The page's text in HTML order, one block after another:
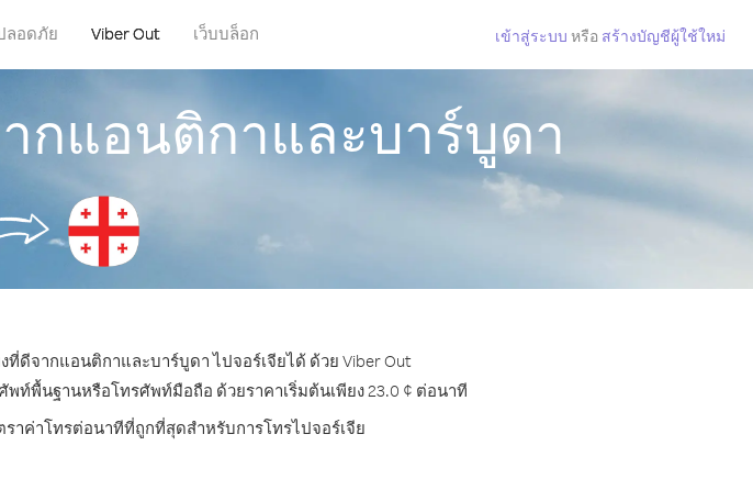
ลอดภัย Viber Out เว็บบล็อก เข้าสู่ระบบ หรือ สร้างบัญชีผู้ใช้ใหม่
กแอนติกาและบาร์บูดา
จากแอนติกาและบาร์บูดา ไปจอร์เจียได้ ด้วย Viber Out
ท์พื้นฐานหรือโทรศัพท์มือถือ ด้วยราคาเริ่มต้นเพียง 23.0 ¢ ต่อนาที
าค่าโทรต่อนาทีที่ถูกที่สุดสำหรับการโทรไปจอร์เจีย